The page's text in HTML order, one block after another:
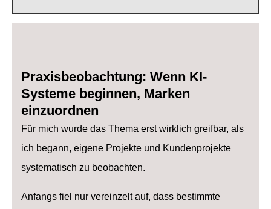
Praxisbeobachtung: Wenn KI-
Systeme beginnen, Marken
einzuordnen
Für mich wurde das Thema erst wirklich greifbar, als
ich begann, eigene Projekte und Kundenprojekte
systematisch zu beobachten.
Anfangs fiel nur vereinzelt auf, dass bestimmte